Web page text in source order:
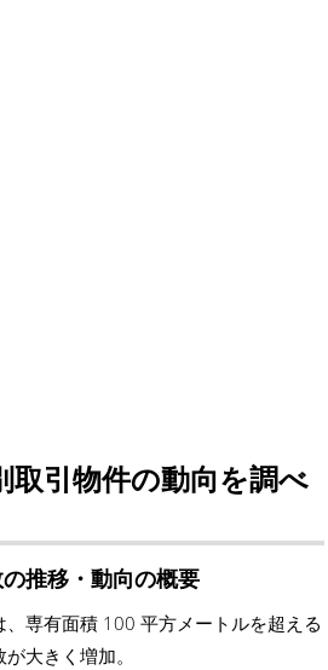
取引物件の動向を調べ
推移・動向の概要
専有面積 100 平方メートルを超える
大きく増加。